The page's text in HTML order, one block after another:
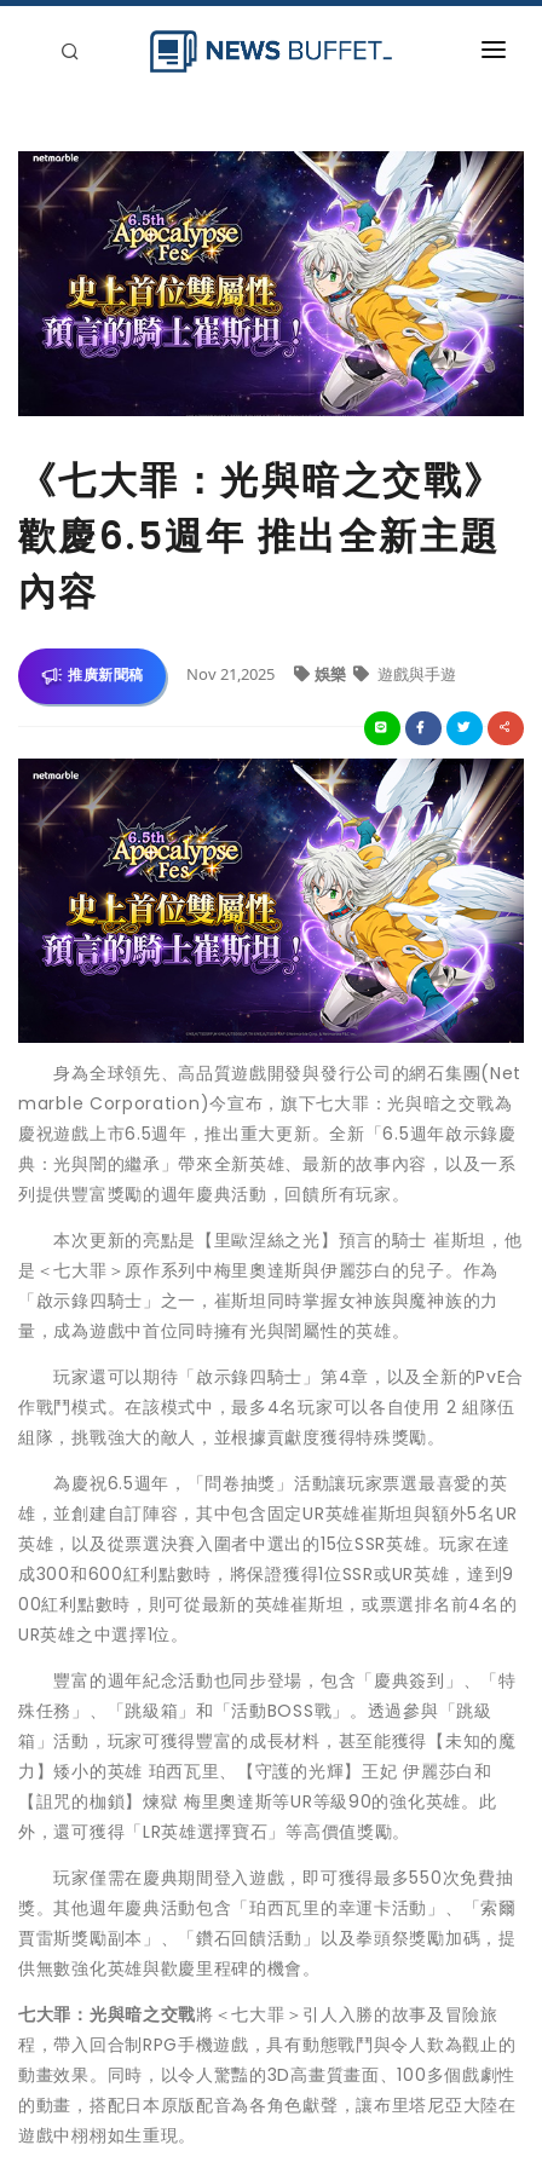
新聞稿分類
登入
《七大罪：光與暗之交戰》
歡慶6.5週年 推出全新主題
內容
推廣新聞稿 Nov 21,2025 娛樂 遊戲與手遊
身為全球領先、高品質遊戲開發與發行公司的網石集團(Net
marble Corporation)今宣布，旗下七大罪：光與暗之交戰為
慶祝遊戲上市6.5週年，推出重大更新。全新「6.5週年啟示錄慶
典：光與闇的繼承」帶來全新英雄、最新的故事內容，以及一系
列提供豐富獎勵的週年慶典活動，回饋所有玩家。
本次更新的亮點是【里歐涅絲之光】預言的騎士 崔斯坦，他
是＜七大罪＞原作系列中梅里奧達斯與伊麗莎白的兒子。作為
「啟示錄四騎士」之一，崔斯坦同時掌握女神族與魔神族的力
量，成為遊戲中首位同時擁有光與闇屬性的英雄。
玩家還可以期待「啟示錄四騎士」第4章，以及全新的PvE合
作戰鬥模式。在該模式中，最多4名玩家可以各自使用 2 組隊伍
組隊，挑戰強大的敵人，並根據貢獻度獲得特殊獎勵。
為慶祝6.5週年，「問卷抽獎」活動讓玩家票選最喜愛的英
雄，並創建自訂陣容，其中包含固定UR英雄崔斯坦與額外5名UR
英雄，以及從票選決賽入圍者中選出的15位SSR英雄。玩家在達
成300和600紅利點數時，將保證獲得1位SSR或UR英雄，達到9
00紅利點數時，則可從最新的英雄崔斯坦，或票選排名前4名的
UR英雄之中選擇1位。
豐富的週年紀念活動也同步登場，包含「慶典簽到」、「特
殊任務」、「跳級箱」和「活動BOSS戰」。透過參與「跳級
箱」活動，玩家可獲得豐富的成長材料，甚至能獲得【未知的魔
力】矮小的英雄 珀西瓦里、【守護的光輝】王妃 伊麗莎白和
【詛咒的枷鎖】煉獄 梅里奧達斯等UR等級90的強化英雄。此
外，還可獲得「LR英雄選擇寶石」等高價值獎勵。
玩家僅需在慶典期間登入遊戲，即可獲得最多550次免費抽
獎。其他週年慶典活動包含「珀西瓦里的幸運卡活動」、「索爾
賈雷斯獎勵副本」、「鑽石回饋活動」以及拳頭祭獎勵加碼，提
供無數強化英雄與歡慶里程碑的機會。
七大罪：光與暗之交戰將＜七大罪＞引人入勝的故事及冒險旅
程，帶入回合制RPG手機遊戲，具有動態戰鬥與令人歎為觀止的
動畫效果。同時，以令人驚豔的3D高畫質畫面、100多個戲劇性
的動畫，搭配日本原版配音為各角色獻聲，讓布里塔尼亞大陸在
遊戲中栩栩如生重現。